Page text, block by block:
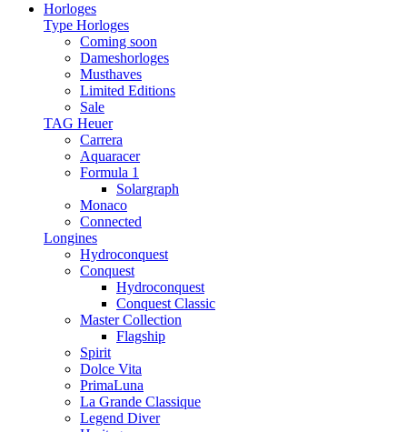
Horloges
Type Horloges
Coming soon
Dameshorloges
Musthaves
Limited Editions
Sale
TAG Heuer
Carrera
Aquaracer
Formula 1
Solargraph
Monaco
Connected
Longines
Hydroconquest
Conquest
Hydroconquest
Conquest Classic
Master Collection
Flagship
Spirit
Dolce Vita
PrimaLuna
La Grande Classique
Legend Diver